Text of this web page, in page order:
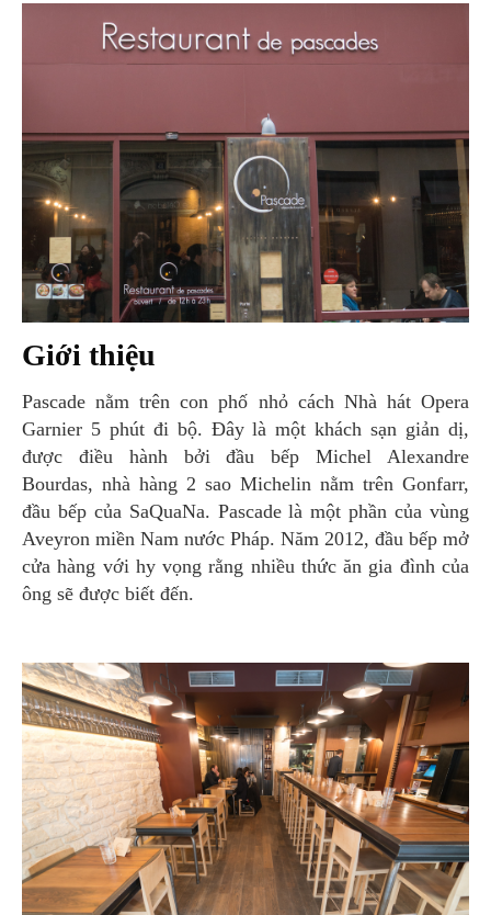
Giới thiệu
Pascade nằm trên con phố nhỏ cách Nhà hát Opera
Garnier 5 phút đi bộ. Đây là một khách sạn giản dị,
được điều hành bởi đầu bếp Michel Alexandre
Bourdas, nhà hàng 2 sao Michelin nằm trên Gonfarr,
đầu bếp của SaQuaNa. Pascade là một phần của vùng
Aveyron miền Nam nước Pháp. Năm 2012, đầu bếp mở
cửa hàng với hy vọng rằng nhiều thức ăn gia đình của
ông sẽ được biết đến.